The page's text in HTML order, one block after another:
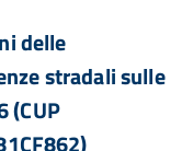
delle
stradali sulle
(CUP